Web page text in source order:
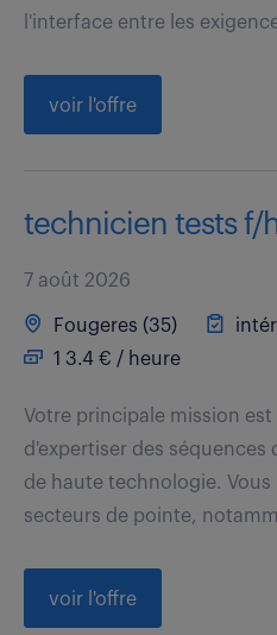
l'interface entre les
voir l'offre
technicien tests f/
7 août 2026
Fougeres (35)
1 3.4 € / heure
Votre principale mission
d'expertiser des séquences
de haute technologie.
secteurs de pointe,
voir l'offre